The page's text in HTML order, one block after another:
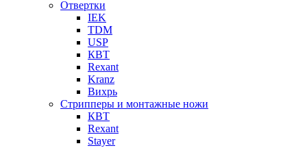
Отвертки
IEK
TDM
USP
КВТ
Rexant
Kranz
Вихрь
Стрипперы и монтажные ножи
КВТ
Rexant
Stayer